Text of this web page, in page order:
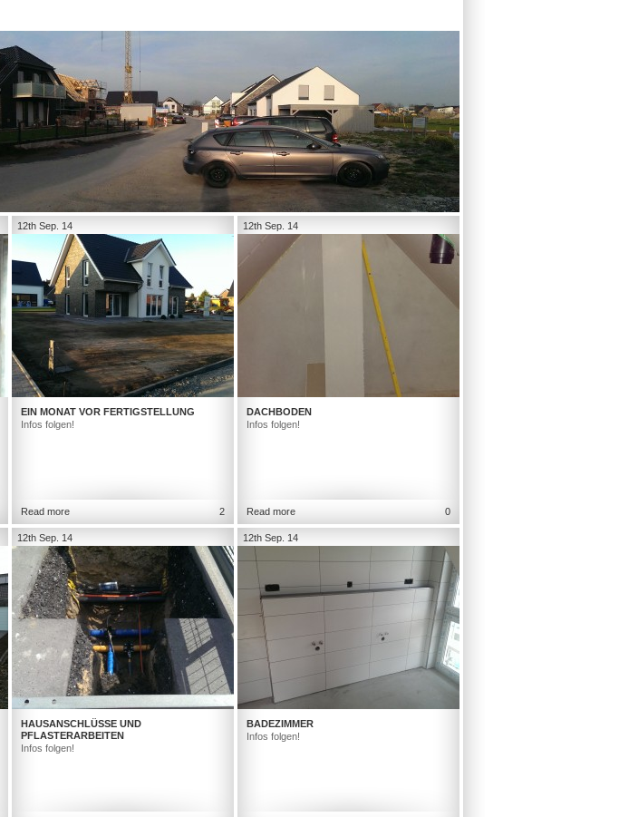
12th Sep. 14
EIN MONAT VOR FERTIGSTELLUNG
Infos folgen!
Read more 2
12th Sep. 14
DACHBODEN
Infos folgen!
Read more 0
12th Sep. 14
HAUSANSCHLÜSSE UND
PFLASTERARBEITEN
Infos folgen!
12th Sep. 14
BADEZIMMER
Infos folgen!